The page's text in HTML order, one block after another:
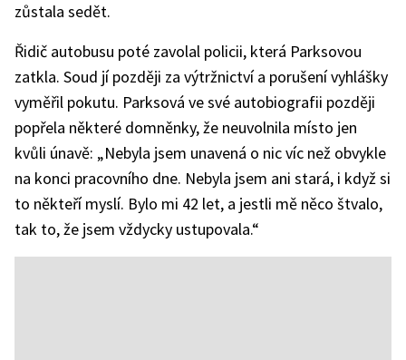
zůstala sedět.
Řidič autobusu poté zavolal policii, která Parksovou
zatkla. Soud jí později za výtržnictví a porušení vyhlášky
vyměřil pokutu. Parksová ve své autobiografii později
popřela některé domněnky, že neuvolnila místo jen
kvůli únavě: „Nebyla jsem unavená o nic víc než obvykle
na konci pracovního dne. Nebyla jsem ani stará, i když si
to někteří myslí. Bylo mi 42 let, a jestli mě něco štvalo,
tak to, že jsem vždycky ustupovala.“